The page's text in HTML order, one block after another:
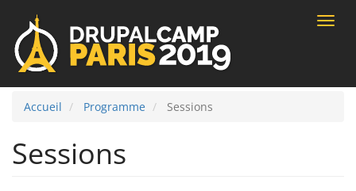
Toggle
Accueil Programme Sessions
Sessions